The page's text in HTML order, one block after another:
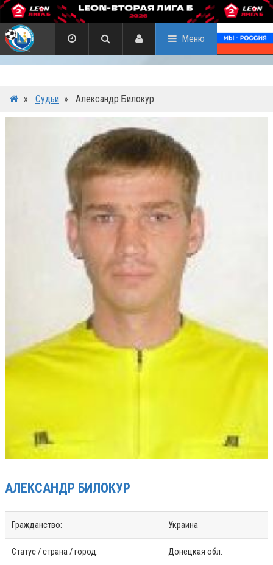
Меню
» Судьи » Александр Билокур
АЛЕКСАНДР БИЛОКУР
Гражданство: Украина
Статус / страна / город: Донецкая обл.